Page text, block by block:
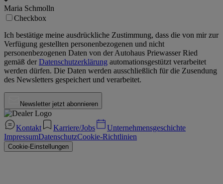
Maria Schmolln
Checkbox
Ich bestätige meine ausdrückliche Zustimmung, dass die von mir zur
Verfügung gestellten personenbezogenen und nicht
personenbezogenen Daten von derAutohaus Priewasser Ried
gemäß derDatenschutzerklärung automationsgestützt verarbeitet
werden dürfen. Die Daten werden ausschließlich für die Zusendung
des Newsletters gespeichert und verarbeitet.
Newsletter jetzt abonnieren
Kontakt Karriere/Jobs
Unternehmensgeschichte
ImpressumDatenschutzCookie-Richtlinien
Cookie-Einstellungen